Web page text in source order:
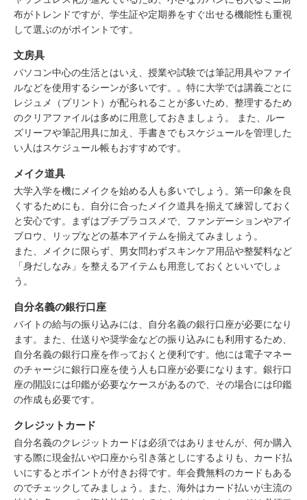
布がトレンドですが、学生証や定期券をすぐ出せる機能性も重視
して選ぶのがポイントです。
文房具
パソコン中心の生活とはいえ、授業や試験では筆記用具やファイ
ルなどを使用するシーンが多いです。。特に大学では講義ごとに
レジュメ（プリント）が配られることが多いため、整理するため
のクリアファイルは多めに用意しておきましょう。 また、ルー
ズリーフや筆記用具に加え、手書きでもスケジュールを管理した
い人はスケジュール帳もおすすめです。
メイク道具
大学入学を機にメイクを始める人も多いでしょう。第一印象を良
くするためにも、自分に合ったメイク道具を揃えて練習しておく
と安心です。まずはプチプラコスメで、ファンデーションやアイ
ブロウ、リップなどの基本アイテムを揃えてみましょう。
また、メイクに限らず、男女問わずスキンケア用品や整髪料など
「身だしなみ」を整えるアイテムも用意しておくといいでしょ
う。
自分名義の銀行口座
バイトの給与の振り込みには、自分名義の銀行口座が必要になり
ます。また、仕送りや奨学金などの振り込みにも利用するため、
自分名義の銀行口座を作っておくと便利です。他には電子マネー
のチャージに銀行口座を使う人も口座が必要になります。銀行口
座の開設には印鑑が必要なケースがあるので、その場合には印鑑
の作成も必要です。
クレジットカード
自分名義のクレジットカードは必須ではありませんが、何か購入
する際に現金払いや口座から引き落としにするよりも、カード払
いにするとポイントが付きお得です。年会費無料のカードもある
のでチェックしてみましょう。また、海外はカード払いが主流の